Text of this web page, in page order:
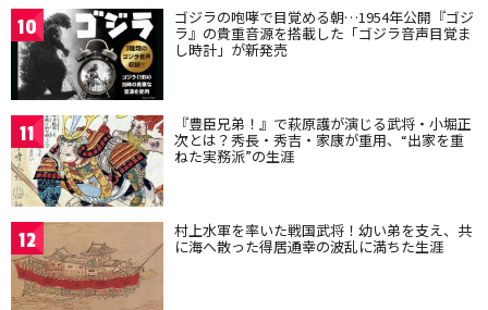
10 ゴジラの咆哮で目覚める朝…1954年公開『ゴジ
ラ』の貴重音源を搭載した「ゴジラ音声目覚ま
し時計」が新発売
11 『豊臣兄弟！』で萩原護が演じる武将・小堀正
次とは？秀長・秀吉・家康が重用、“出家を重
ねた実務派”の生涯
12 村上水軍を率いた戦国武将！幼い弟を支え、共
に海へ散った得居通幸の波乱に満ちた生涯